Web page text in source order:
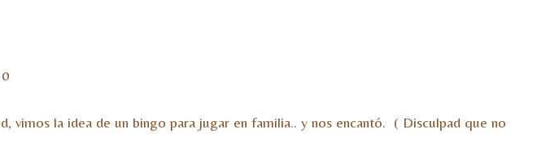
0
vimos la idea de un bingo para jugar en familia.. y nos encantó. ( Disculpad que no